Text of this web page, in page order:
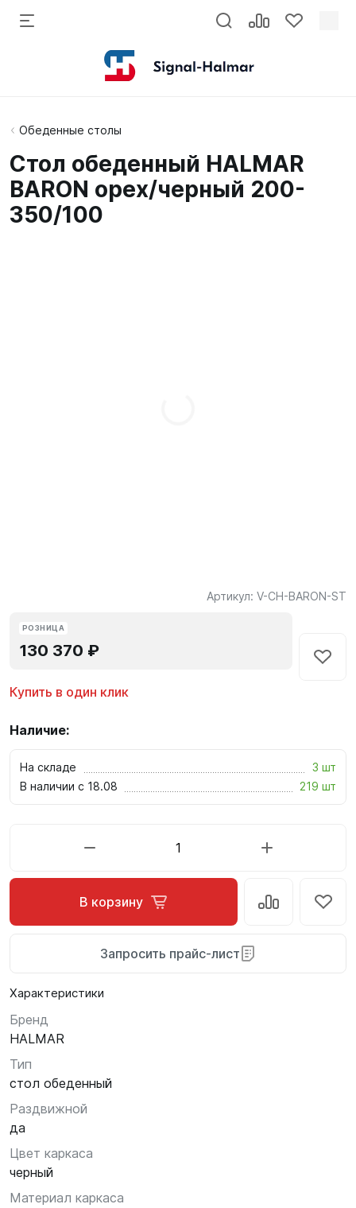
Обеденные столы
Стол обеденный HALMAR
BARON орех/черный 200-
350/100
Характеристики
Бренд
HALMAR
Тип
стол обеденный
Раздвижной
да
Цвет каркаса
черный
Материал каркаса
Артикул: V-CH-BARON-ST
РОЗНИЦА
130 370 ₽
Купить в один клик
Наличие:
На складе
3 шт
В наличии с 18.08
219 шт
В корзину
Запросить прайс-лист